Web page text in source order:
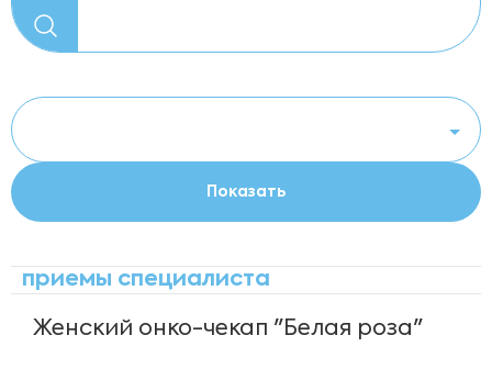
приемы специалиста
Женский онко-чекап "Белая роза"